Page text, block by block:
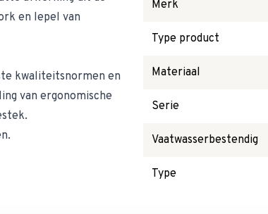
en lepel van
kwaliteitsnormen en
van ergonomische
Merk
Type product
Materiaal
Serie
Vaatwasserbestendig
Type